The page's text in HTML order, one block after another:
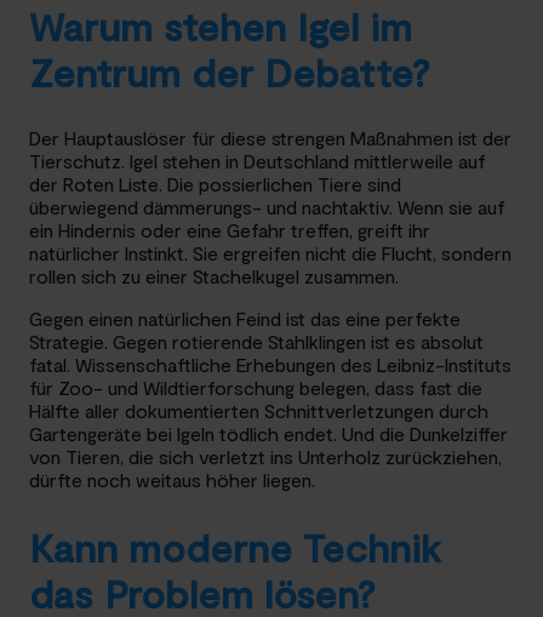
Warum stehen Igel im
Zentrum der Debatte?
Der Hauptauslöser für diese strengen Maßnahmen ist der
Tierschutz. Igel stehen in Deutschland mittlerweile auf
der Roten Liste. Die possierlichen Tiere sind
überwiegend dämmerungs- und nachtaktiv. Wenn sie auf
ein Hindernis oder eine Gefahr treffen, greift ihr
natürlicher Instinkt. Sie ergreifen nicht die Flucht, sondern
rollen sich zu einer Stachelkugel zusammen.
Gegen einen natürlichen Feind ist das eine perfekte
Strategie. Gegen rotierende Stahlklingen ist es absolut
fatal. Wissenschaftliche Erhebungen des Leibniz-Instituts
für Zoo- und Wildtierforschung belegen, dass fast die
Hälfte aller dokumentierten Schnittverletzungen durch
Gartengeräte bei Igeln tödlich endet. Und die Dunkelziffer
von Tieren, die sich verletzt ins Unterholz zurückziehen,
dürfte noch weitaus höher liegen.
Kann moderne Technik
das Problem lösen?